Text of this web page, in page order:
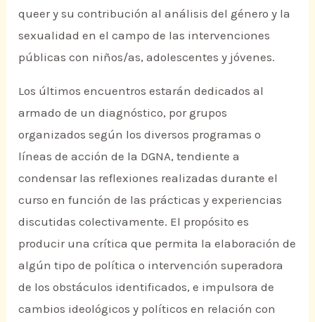
queer y su contribución al análisis del género y la
sexualidad en el campo de las intervenciones
públicas con niños/as, adolescentes y jóvenes.
Los últimos encuentros estarán dedicados al
armado de un diagnóstico, por grupos
organizados según los diversos programas o
líneas de acción de la DGNA, tendiente a
condensar las reflexiones realizadas durante el
curso en función de las prácticas y experiencias
discutidas colectivamente. El propósito es
producir una crítica que permita la elaboración de
algún tipo de política o intervención superadora
de los obstáculos identificados, e impulsora de
cambios ideológicos y políticos en relación con